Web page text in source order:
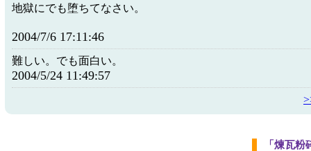
地獄にでも堕ちてなさい。
2004/7/6 17:11:46
難しい。でも面白い。
2004/5/24 11:49:57
「煉瓦